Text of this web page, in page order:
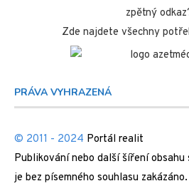
zpětný
Zde najdete všechny
PRÁVA VYHRAZENÁ
© 2011 - 2024 Portál realit
Publikování nebo další šíření
je bez písemného souhlasu zakázáno.